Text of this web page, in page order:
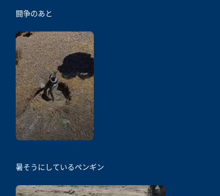
闘争のあと
暑そうにしているペンギン